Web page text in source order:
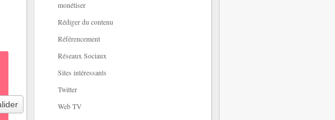
monétiser
Rédiger du contenu
Référencement
Réseaux Sociaux
Sites intéressants
Twitter
Web TV